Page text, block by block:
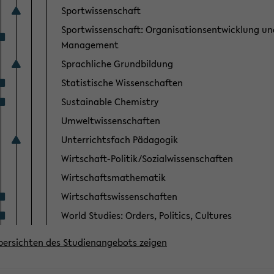
Sportwissenschaft
Sportwissenschaft: Organisationsentwicklung
Management
Sprachliche Grundbildung
Statistische Wissenschaften
Sustainable Chemistry
Umweltwissenschaften
Unterrichtsfach Pädagogik
Wirtschaft-Politik/Sozialwissenschaften
Wirtschaftsmathematik
Wirtschaftswissenschaften
World Studies: Orders, Politics, Cultures
des Studienangebots zeigen